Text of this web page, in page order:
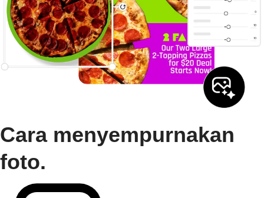
Cara menyempurnakan
foto.